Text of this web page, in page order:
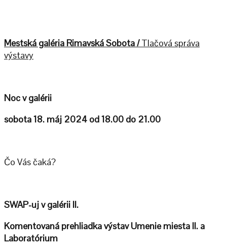
Mestská galéria Rimavská Sobota /Tlačová správa
výstavy
Noc v galérii
sobota 18. máj 2024 od 18.00 do 21.00
Čo Vás čaká?
SWAP-uj v galérii II.
Komentovaná prehliadka výstav Umenie miesta II. a
Laboratórium